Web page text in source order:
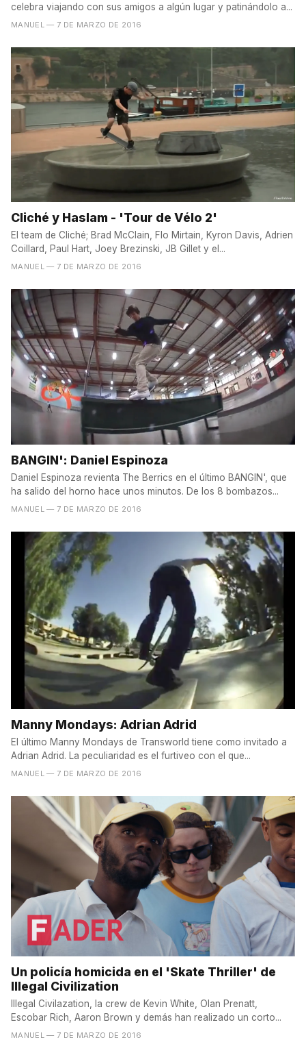
celebra viajando con sus amigos a algún lugar y patinándolo a...
MANUEL — 7 DE MARZO DE 2016
Cliché y Haslam - 'Tour de Vélo 2'
El team de Cliché; Brad McClain, Flo Mirtain, Kyron Davis, Adrien
Coillard, Paul Hart, Joey Brezinski, JB Gillet y el...
MANUEL — 7 DE MARZO DE 2016
BANGIN': Daniel Espinoza
Daniel Espinoza revienta The Berrics en el último BANGIN', que
ha salido del horno hace unos minutos. De los 8 bombazos...
MANUEL — 7 DE MARZO DE 2016
Manny Mondays: Adrian Adrid
El último Manny Mondays de Transworld tiene como invitado a
Adrian Adrid. La peculiaridad es el furtiveo con el que...
MANUEL — 7 DE MARZO DE 2016
Un policía homicida en el 'Skate Thriller' de
Illegal Civilization
Illegal Civilazation, la crew de Kevin White, Olan Prenatt,
Escobar Rich, Aaron Brown y demás han realizado un corto...
MANUEL — 7 DE MARZO DE 2016